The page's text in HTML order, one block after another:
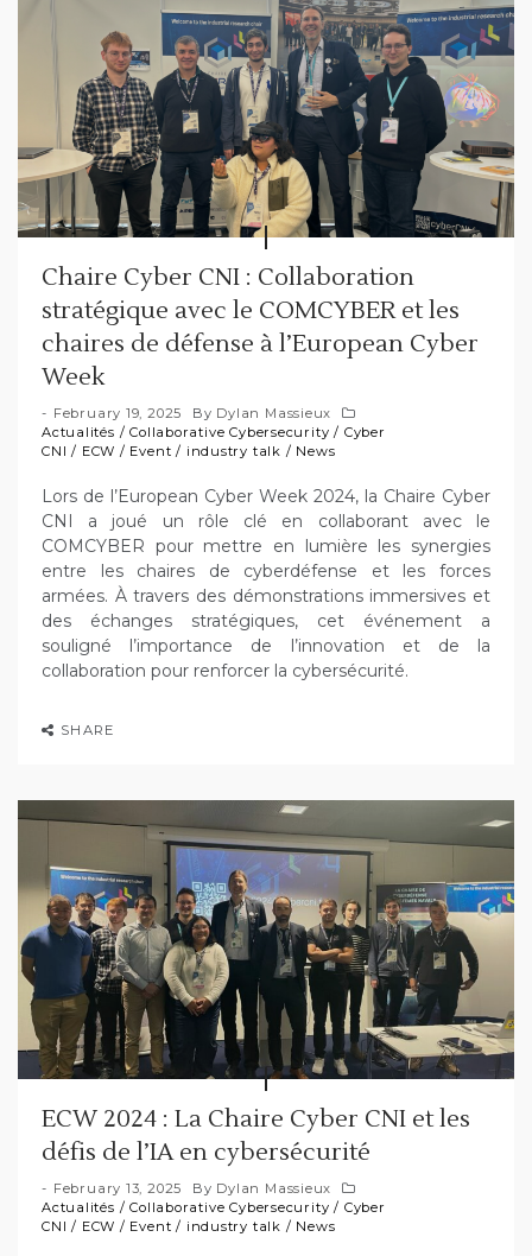
Chaire Cyber CNI : Collaboration
stratégique avec le COMCYBER et les
chaires de défense à l’European Cyber
Week
February 19, 2025 By Dylan Massieux
Actualités /Collaborative Cybersecurity / Cyber
CNI / ECW / Event / industry talk / News
Lors de l’European Cyber Week 2024, la Chaire Cyber
CNI a joué un rôle clé en collaborant avec le
COMCYBER pour mettre en lumière les synergies
entre les chaires de cyberdéfense et les forces
armées. À travers des démonstrations immersives et
des échanges stratégiques, cet événement a
souligné l’importance de l’innovation et de la
collaboration pour renforcer la cybersécurité.
SHARE
ECW 2024 : La Chaire Cyber CNI et les
défis de l’IA en cybersécurité
February 13, 2025 By Dylan Massieux
Actualités /Collaborative Cybersecurity / Cyber
CNI / ECW / Event / industry talk / News